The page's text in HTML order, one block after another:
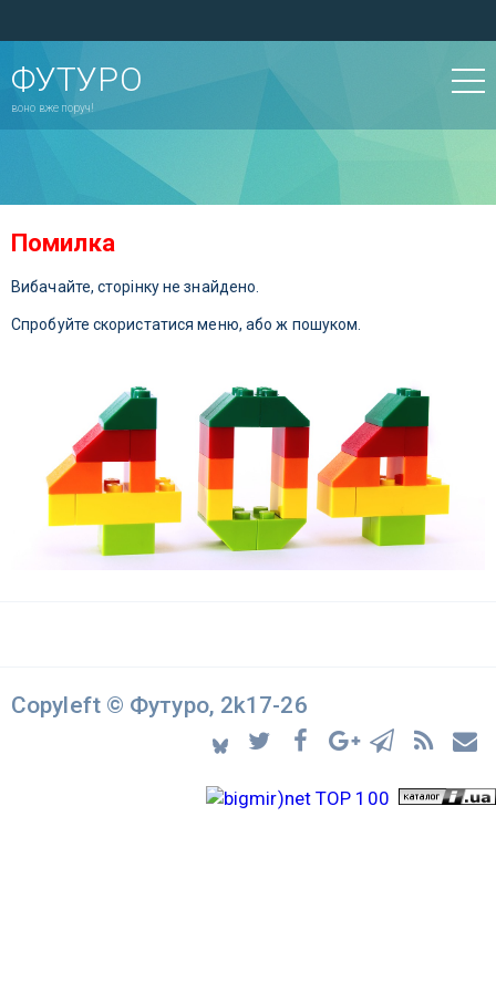
ФУТУРО
воно вже поруч!
Помилка
Вибачайте, сторінку не знайдено.
Спробуйте скористатися меню, або ж пошуком.
Copyleft © Футуро, 2k17-26